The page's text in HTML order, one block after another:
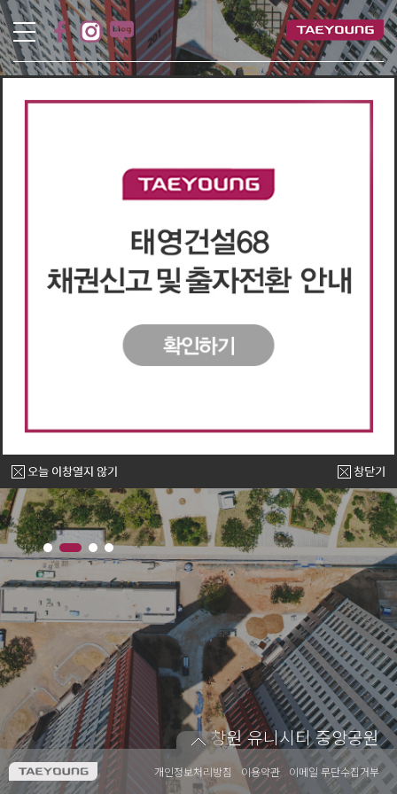
Life Value Creator
고객의 미래 가치 창조
창원 NC파크 마산구장
Life Value Creator
고객의 미래 가치 창조
창원 유니시티 중앙공원
개인정보처리방침 이용약관 이메일 무단수집거부